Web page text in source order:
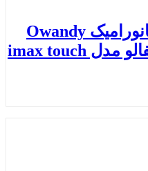
رادیوگرافی OPG پانورامیک Owandy
اواندی CBCT و سفالو مدل imax touch